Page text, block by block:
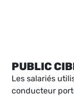
PUBLIC
Les salariés
conducteur